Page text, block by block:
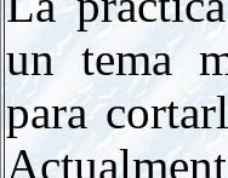
un tema
para